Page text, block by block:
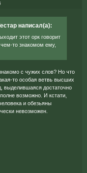
написал(а):
этот орк говорит
то знакомом ему,
с чужих слов? Но что
то особая ветвь высших
выделившаяся достаточно
возможно. И кстати,
и обезьяны
невозможен.